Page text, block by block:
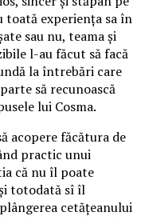
experiența sa în
sau nu, teama și
l-au făcut să facă
la întrebări care
să recunoască
lui Cosma.
acopere făcătura de
practic unui
că nu îl poate
totodată sî îl
cetățeanului